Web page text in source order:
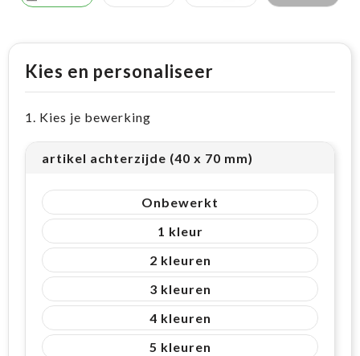
Kies en personaliseer
1. Kies je bewerking
artikel achterzijde (40 x 70 mm)
Onbewerkt
1
2
3
4
5